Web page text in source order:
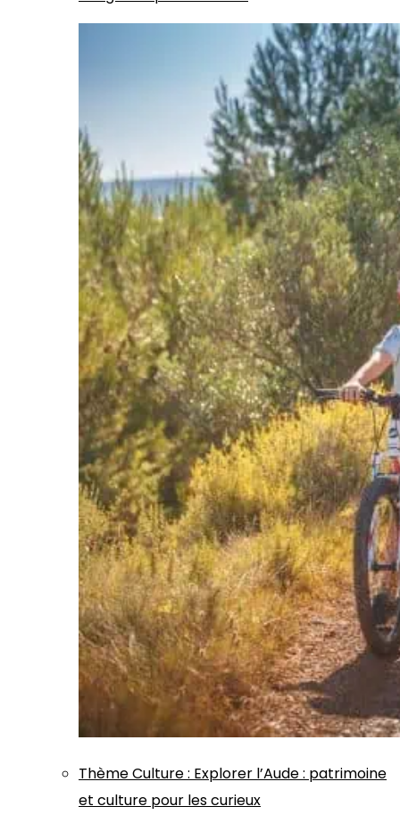
ThèmeCulture: Explorer l’Aude : patrimoine
et culture pour les curieux